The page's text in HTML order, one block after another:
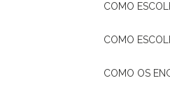
COMO
COMO
COMO OS